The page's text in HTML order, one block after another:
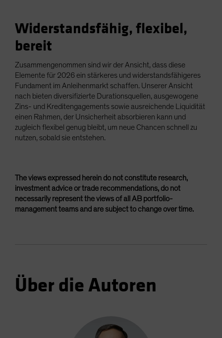
Widerstandsfähig, flexibel,
bereit
Zusammengenommen sind wir der Ansicht, dass diese
Elemente für 2026 ein stärkeres und widerstandsfähigeres
Fundament im Anleihenmarkt schaffen. Unserer Ansicht
nach bieten diversifizierte Durationsquellen, ausgewogene
Zins- und Kreditengagements sowie ausreichende Liquidität
einen Rahmen, der Unsicherheit absorbieren kann und
zugleich flexibel genug bleibt, um neue Chancen schnell zu
nutzen, sobald sie entstehen.
The views expressed herein do not constitute research,
investment advice or trade recommendations, do not
necessarily represent the views of all AB portfolio-
management teams and are subject to change over time.
Über die Autoren